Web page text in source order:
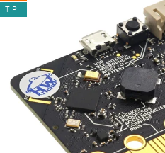
TIP